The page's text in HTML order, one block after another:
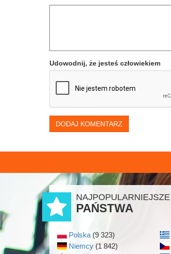
Udowodnij, że jesteś człowiekiem
DODAJ KOMENTARZ
NAJPOPULARNIEJSZE
PAŃSTWA
Polska (9 323)
Niemcy (1 842)